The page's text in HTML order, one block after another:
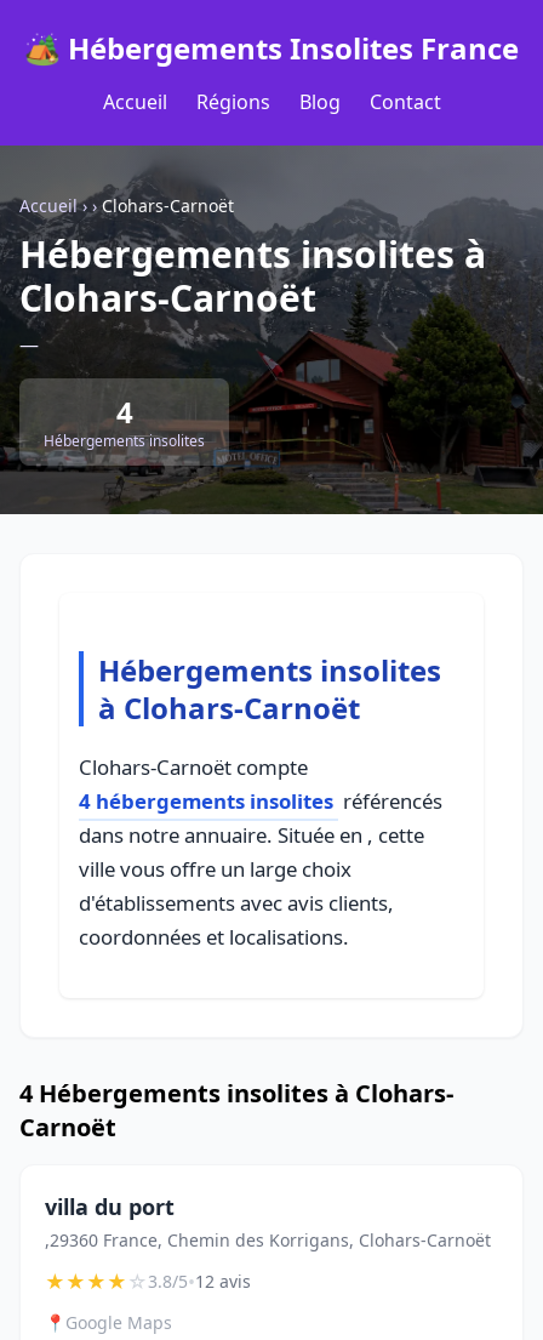
🏕️ Hébergements Insolites France
Accueil Régions Blog Contact
Accueil››Clohars-Carnoët
Hébergements insolites à
Clohars-Carnoët
—
4
Hébergements insolites
Hébergements insolites
à Clohars-Carnoët
Clohars-Carnoët compte
4 hébergements insolites référencés
dans notre annuaire. Située en , cette
ville vous offre un large choix
d'établissements avec avis clients,
coordonnées et localisations.
4 Hébergements insolites à Clohars-
Carnoët
villa du port
,29360 France, Chemin des Korrigans, Clohars-Carnoët
★★★★☆3.8/5•12 avis
📍 Google Maps